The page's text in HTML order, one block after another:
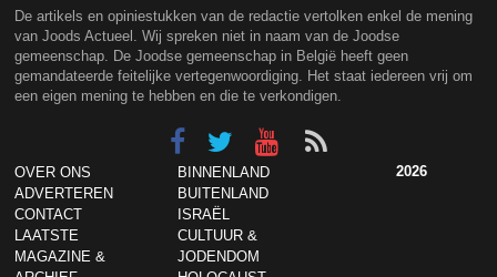
De artikels en opiniestukken van de redactie vertolken enkel de mening
van Joods Actueel. Wij spreken niet in naam van de Joodse
gemeenschap. De Joodse gemeenschap in België heeft geen
gemandateerde feitelijke vertegenwoordiging. Het staat iedereen vrij om
een eigen mening te hebben en die te verkondigen.
OVER ONS
ADVERTEREN
CONTACT
LAATSTE
MAGAZINE &
BINNENLAND
BUITENLAND
ISRAËL
CULTUUR &
JODENDOM
2026